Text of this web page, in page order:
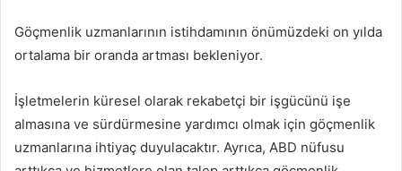
Göçmenlik uzmanlarının istihdamının önümüzdeki on yılda
ortalama bir oranda artması bekleniyor.
İşletmelerin küresel olarak rekabetçi bir işgücünü işe
almasına ve sürdürmesine yardımcı olmak için göçmenlik
uzmanlarına ihtiyaç duyulacaktır. Ayrıca, ABD nüfusu